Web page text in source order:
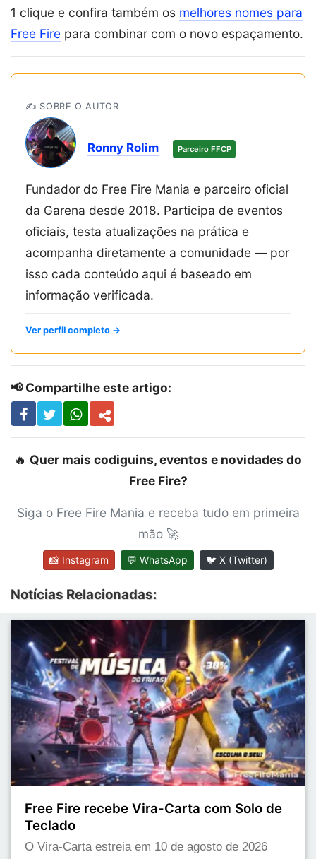
1 clique e confira também os melhores nomes para
Free Fire para combinar com o novo espaçamento.
✍️ SOBRE O AUTOR
Ronny Rolim Parceiro FFCP
Fundador do Free Fire Mania e parceiro oficial
da Garena desde 2018. Participa de eventos
oficiais, testa atualizações na prática e
acompanha diretamente a comunidade — por
isso cada conteúdo aqui é baseado em
informação verificada.
Ver perfil completo →
📢 Compartilhe este artigo:
🔥 Quer mais codiguins, eventos e novidades do
Free Fire?
Siga o Free Fire Mania e receba tudo em primeira
mão 🚀
📸 Instagram 💬 WhatsApp 🐦 X (Twitter)
Notícias Relacionadas:
Free Fire recebe Vira-Carta com Solo de
Teclado
O Vira-Carta estreia em 10 de agosto de 2026